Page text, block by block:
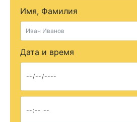
Имя, Фамилия
Дата и время